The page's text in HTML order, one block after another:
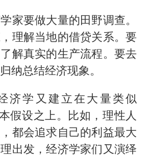
家要做大量的田野调查。
理解当地的借贷关系。要
解真实的生产流程。要去
纳总结经济现象。
济学又建立在大量类似
假设之上。比如，理性人
都会追求自己的利益最大
出发，经济学家们又演绎